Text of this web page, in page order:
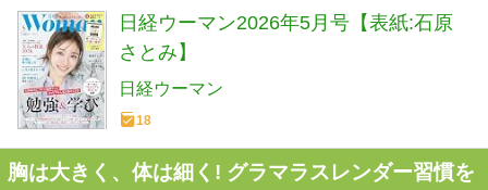
日経ウーマン2026年5月号【表紙:石原
さとみ】
日経ウーマン
18
胸は大きく、体は細く! グラマラスレンダー習慣を